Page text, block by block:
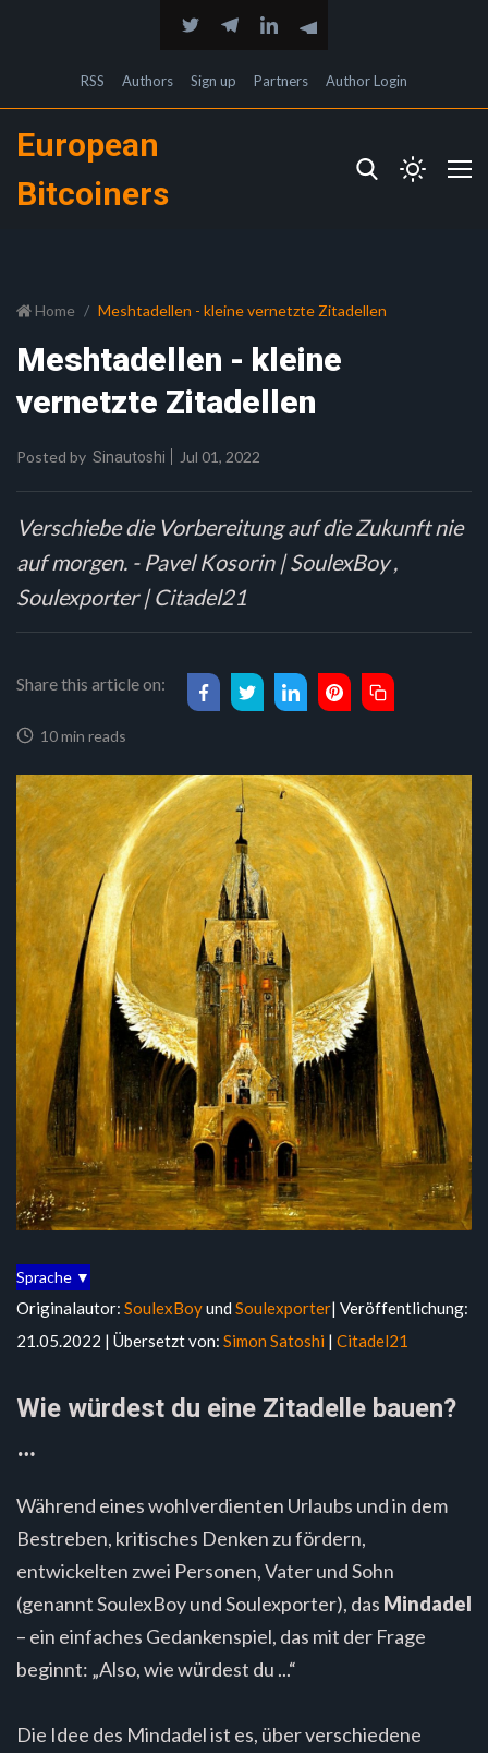
RSS Authors Sign up Partners Author Login
European
Bitcoiners
Home Meshtadellen - kleine vernetzte Zitadellen
Meshtadellen - kleine
vernetzte Zitadellen
Posted by Sinautoshi Jul 01, 2022
Verschiebe die Vorbereitung auf die Zukunft nie
auf morgen. - Pavel Kosorin | SoulexBoy ,
Soulexporter | Citadel21
Share this article on:
10 min reads
Sprache ▼
Originalautor: SoulexBoyund Soulexporter| Veröffentlichung:
21.05.2022 | Übersetzt von: Simon Satoshi | Citadel21
Wie würdest du eine Zitadelle bauen?
…
Während eines wohlverdienten Urlaubs und in dem
Bestreben, kritisches Denken zu fördern,
entwickelten zwei Personen, Vater und Sohn
(genannt SoulexBoy und Soulexporter), das Mindadel
– ein einfaches Gedankenspiel, das mit der Frage
beginnt: „Also, wie würdest du ...“
Die Idee des Mindadel ist es, über verschiedene